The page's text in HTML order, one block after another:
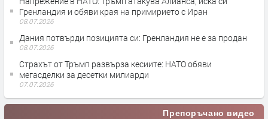
Гренландия и обяви края на примирието с Иран
08.07.2026
Дания потвърди позицията си: Гренландия не е за продан
08.07.2026
Страхът от Тръмп развърза кесиите: НАТО обяви
мегасделки за десетки милиарди
07.07.2026
Препоръчано видео